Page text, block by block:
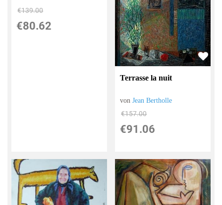
€139.00
€80.62
Terrasse la nuit
vonJean Bertholle
€157.00
€91.06